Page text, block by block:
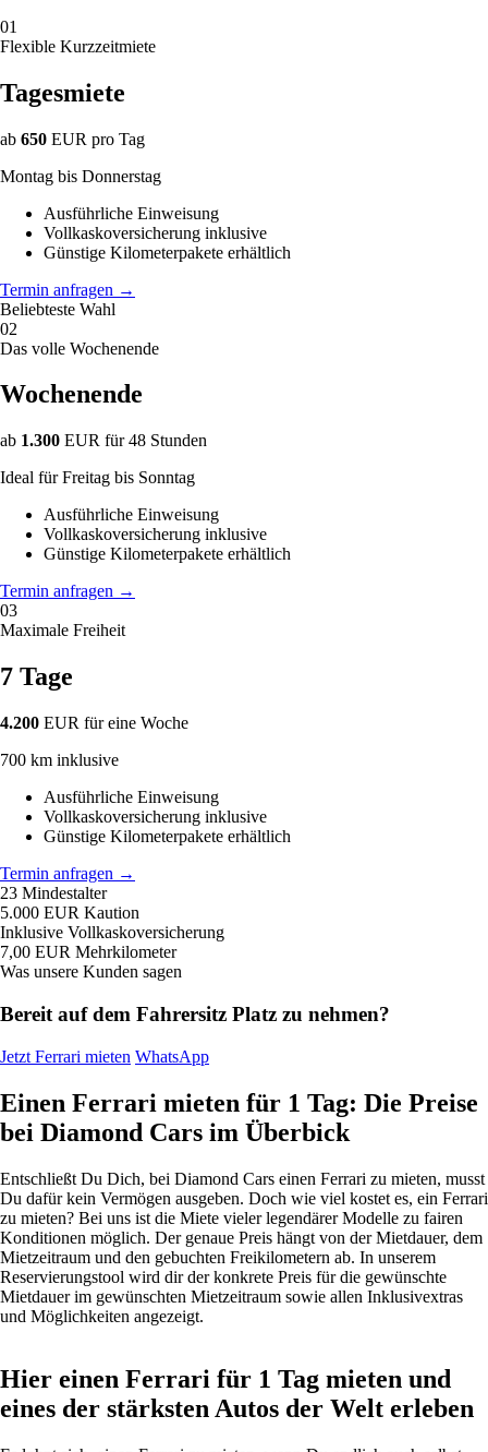
01
Flexible Kurzzeitmiete
Tagesmiete
ab 650 EUR pro Tag
Montag bis Donnerstag
Ausführliche Einweisung
Vollkaskoversicherung inklusive
Günstige Kilometerpakete erhältlich
Termin anfragen →
Beliebteste Wahl
02
Das volle Wochenende
Wochenende
ab 1.300 EUR für 48 Stunden
Ideal für Freitag bis Sonntag
Ausführliche Einweisung
Vollkaskoversicherung inklusive
Günstige Kilometerpakete erhältlich
Termin anfragen →
03
Maximale Freiheit
7 Tage
4.200 EUR für eine Woche
700 km inklusive
Ausführliche Einweisung
Vollkaskoversicherung inklusive
Günstige Kilometerpakete erhältlich
Termin anfragen →
23 Mindestalter
5.000 EUR Kaution
Inklusive Vollkaskoversicherung
7,00 EUR Mehrkilometer
Was unsere Kunden sagen
Bereit auf dem Fahrersitz Platz zu nehmen?
Jetzt Ferrari mieten WhatsApp
Einen Ferrari mieten für 1 Tag: Die Preise
bei Diamond Cars im Überbick
Entschließt Du Dich, bei Diamond Cars einen Ferrari zu mieten, musst
Du dafür kein Vermögen ausgeben. Doch wie viel kostet es, ein Ferrari
zu mieten? Bei uns ist die Miete vieler legendärerModelle zu fairen
Konditionen möglich. Der genaue Preis hängt von der Mietdauer, dem
Mietzeitraum und den gebuchten Freikilometern ab. In unserem
Reservierungstool wird dir der konkrete Preis für die gewünschte
Mietdauer im gewünschten Mietzeitraum sowie allen Inklusivextras
und Möglichkeiten angezeigt.
Hier einen Ferrari für 1 Tag mieten und
eines der stärksten Autos der Welt erleben